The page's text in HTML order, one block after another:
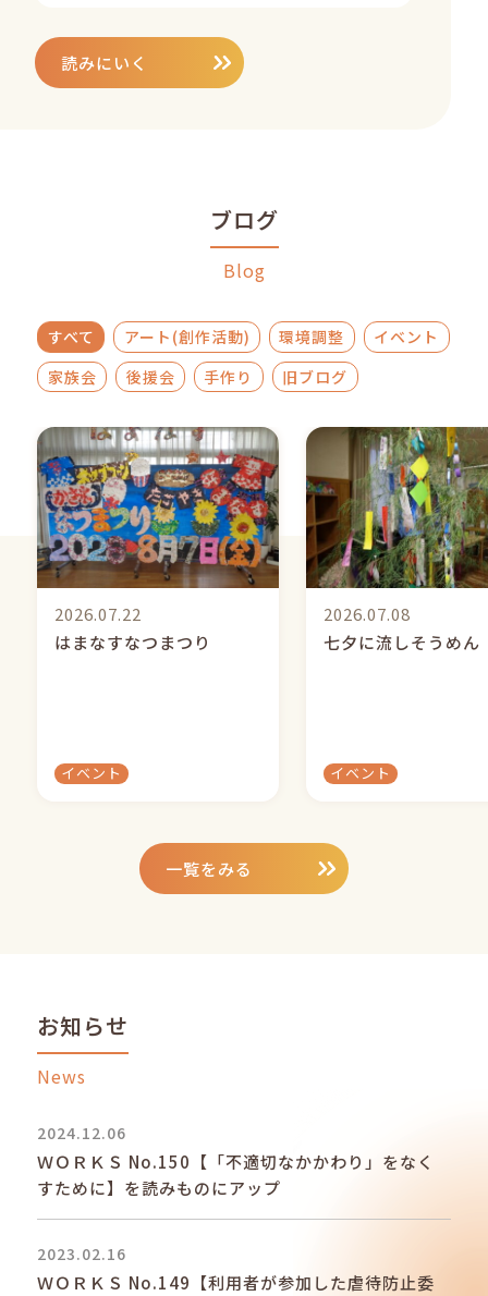
読みにいく
ブログ
Blog
すべて アート(創作活動) 環境調整
イベント
家族会
後援会 手作り 旧ブログ
2026.07.22
はまなすなつまつり
イベント
2026.07.08
七夕に流しそうめん
イベント
一覧をみる
お知らせ
News
2024.12.06
ＷＯＲＫＳ No.150【「不適切なかかわり」をなく
すために】を読みものにアップ
2023.02.16
ＷＯＲＫＳ No.149【利用者が参加した虐待防止委